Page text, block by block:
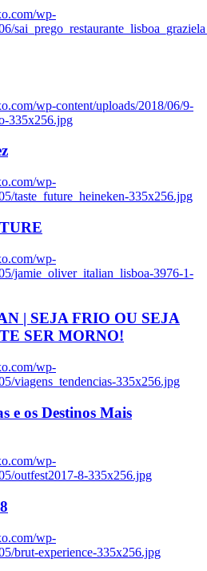
wp-
wp-content/uploads/2018/06/9-
335x256.jpg
wp-
taste_future_heineken-335x256.jpg
wp-
jamie_oliver_italian_lisboa-3976-1-
| SEJA FRIO OU SEJA
SER MORNO!
wp-
viagens_tendencias-335x256.jpg
e os Destinos Mais
wp-
outfest2017-8-335x256.jpg
wp-
brut-experience-335x256.jpg